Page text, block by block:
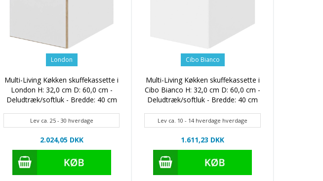
London
Multi-Living Køkken skuffekassette i
London H: 32,0 cm D: 60,0 cm -
Deludtræk/softluk - Bredde: 40 cm
Lev ca. 25 - 30 hverdage
2.024,05 DKK
Cibo Bianco
Multi-Living Køkken skuffekassette i
Cibo Bianco H: 32,0 cm D: 60,0 cm -
Deludtræk/softluk - Bredde: 40 cm
Lev ca. 10 - 14 hverdage hverdage
1.611,23 DKK